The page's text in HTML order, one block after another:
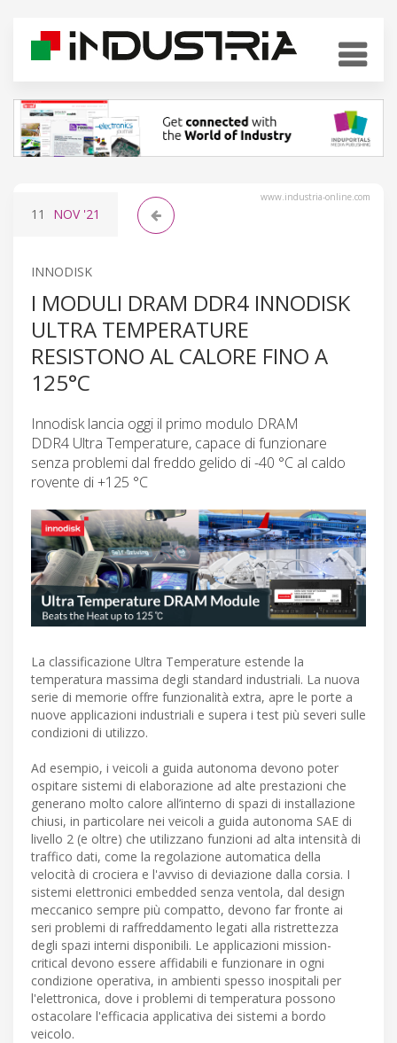
www.industria-online.com
11 NOV'21
INNODISK
I MODULI DRAM DDR4 INNODISK
ULTRA TEMPERATURE
RESISTONO AL CALORE FINO A
125°C
Innodisk lancia oggi il primo modulo DRAM
DDR4 Ultra Temperature, capace di funzionare
senza problemi dal freddo gelido di -40 °C al caldo
rovente di +125 °C
La classificazione Ultra Temperature estende la
temperatura massima degli standard industriali. La nuova
serie di memorie offre funzionalità extra, apre le porte a
nuove applicazioni industriali e supera i test più severi sulle
condizioni di utilizzo.
Ad esempio, i veicoli a guida autonoma devono poter
ospitare sistemi di elaborazione ad alte prestazioni che
generano molto calore all’interno di spazi di installazione
chiusi, in particolare nei veicoli a guida autonoma SAE di
livello 2 (e oltre) che utilizzano funzioni ad alta intensità di
traffico dati, come la regolazione automatica della
velocità di crociera e l'avviso di deviazione dalla corsia. I
sistemi elettronici embedded senza ventola, dal design
meccanico sempre più compatto, devono far fronte ai
seri problemi di raffreddamento legati alla ristrettezza
degli spazi interni disponibili. Le applicazioni mission-
critical devono essere affidabili e funzionare in ogni
condizione operativa, in ambienti spesso inospitali per
l'elettronica, dove i problemi di temperatura possono
ostacolare l'efficacia applicativa dei sistemi a bordo
veicolo.